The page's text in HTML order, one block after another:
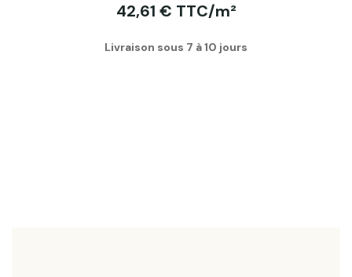
42,61 € TTC/m²
Livraison sous 7 à 10 jours